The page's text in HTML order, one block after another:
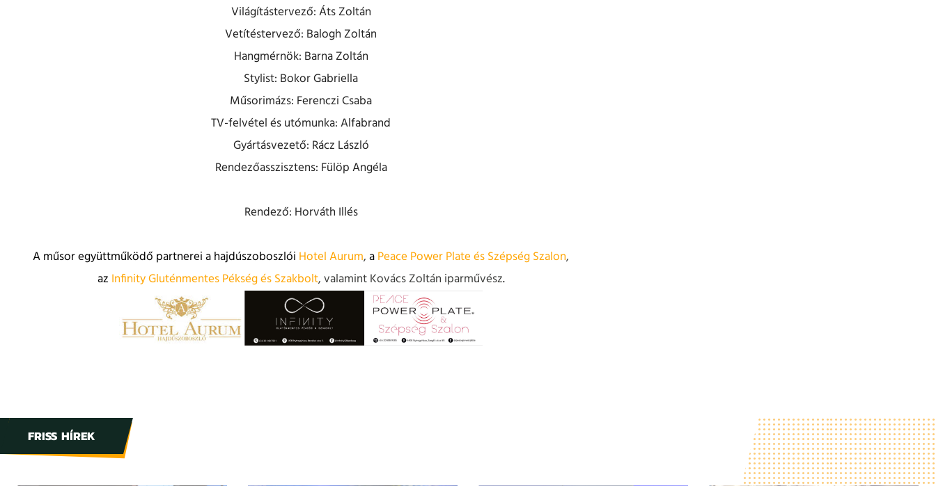
Világítástervező: Áts Zoltán
Vetítéstervező: Balogh Zoltán
Hangmérnök: Barna Zoltán
Stylist: Bokor Gabriella
Műsorimázs: Ferenczi Csaba
TV-felvétel és utómunka: Alfabrand
Gyártásvezető: Rácz László
Rendezőasszisztens: Fülöp Angéla
Rendező: Horváth Illés
A műsor együttműködő partnerei a hajdúszoboszlói Hotel Aurum,aPeace Power Plate és Szépség Szalon,
az Infinity Gluténmentes Pékség és Szakbolt, valamint Kovács Zoltán iparművész.
FRISS HÍREK